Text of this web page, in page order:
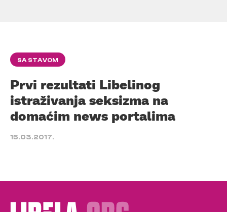
SA STAVOM
Prvi rezultati Libelinog
istraživanja seksizma na
domaćim news portalima
15.03.2017.